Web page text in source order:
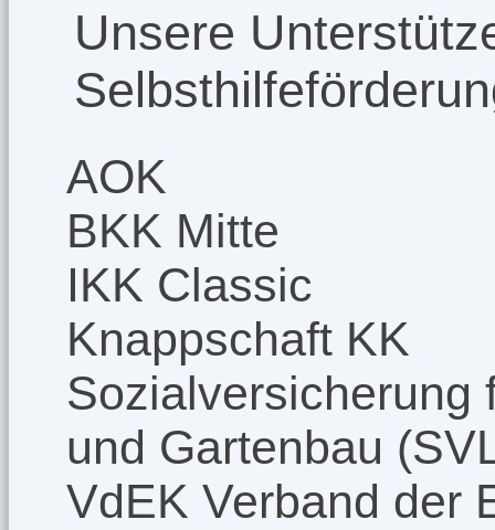
Unsere
AOK
BKK Mitte
IKK Classic
Knappschaft KK
Sozialversicherung
und Gartenbau
VdEK Verband der